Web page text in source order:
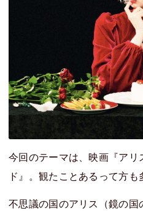
今回のテーマは、映画『ア
ド』。観たことあるって方も
不思議の国のアリス（鏡の国